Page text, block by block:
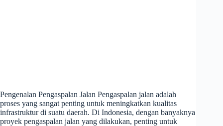
Pengenalan Pengaspalan Jalan Pengaspalan jalan adalah
proses yang sangat penting untuk meningkatkan kualitas
infrastruktur di suatu daerah. Di Indonesia, dengan banyaknya
proyek pengaspalan jalan yang dilakukan, penting untuk